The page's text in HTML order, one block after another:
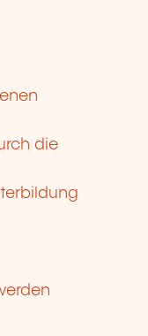
die